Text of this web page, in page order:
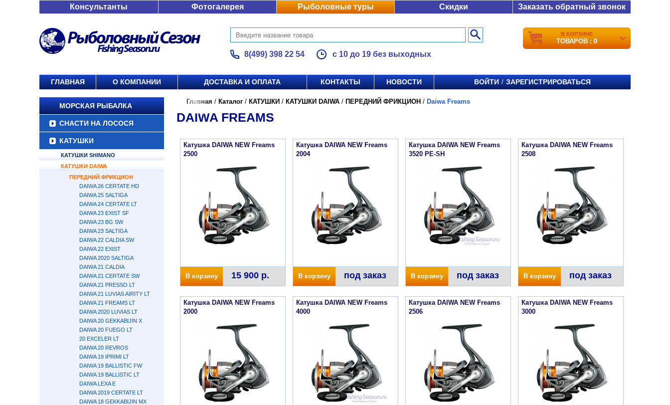
Консультанты Фотогалерея Рыболовные туры Скидки Заказать обратный звонок
8(499) 398 22 54 с 10 до 19 без выходных
В КОРЗИНЕ
ТОВАРОВ : 0
ГЛАВНАЯ О КОМПАНИИ ДОСТАВКА И ОПЛАТА КОНТАКТЫ НОВОСТИ ВОЙТИ / ЗАРЕГИСТРИРОВАТЬСЯ
МОРСКАЯ РЫБАЛКА
СНАСТИ НА ЛОСОСЯ
КАТУШКИ
КАТУШКИ SHIMANO
КАТУШКИ DAIWA
ПЕРЕДНИЙ ФРИКЦИОН
DAIWA 26 CERTATE HD
DAIWA 25 SALTIGA
DAIWA 24 CERTATE LT
DAIWA 23 EXIST SF
DAIWA 23 BG SW
DAIWA 23 SALTIGA
DAIWA 22 CALDIA SW
DAIWA 22 EXIST
DAIWA 2020 SALTIGA
DAIWA 21 CALDIA
DAIWA 21 CERTATE SW
DAIWA 21 PRESSO LT
DAIWA 21 LUVIAS AIRITY LT
DAIWA 21 FREAMS LT
DAIWA 2020 LUVIAS LT
DAIWA 20 GEKKABIJIN X
DAIWA 20 FUEGO LT
20 EXCELER LT
DAIWA 20 REVROS
DAIWA 19 IPRIMI LT
DAIWA 19 BALLISTIC FW
DAIWA 19 BALLISTIC LT
DAIWA LEXA E
DAIWA 2019 CERTATE LT
DAIWA 18 GEKKABIJIN MX
Главная / Каталог / КАТУШКИ / КАТУШКИ DAIWA / ПЕРЕДНИЙ ФРИКЦИОН / Daiwa Freams
DAIWA FREAMS
Катушка DAIWA NEW Freams
2500
В корзину 15 900 р.
Катушка DAIWA NEW Freams
2004
В корзину под заказ
Катушка DAIWA NEW Freams
3520 PE-SH
В корзину под заказ
Катушка DAIWA NEW Freams
2508
В корзину под заказ
Катушка DAIWA NEW Freams
2000
Катушка DAIWA NEW Freams
4000
Катушка DAIWA NEW Freams
2506
Катушка DAIWA NEW Freams
3000